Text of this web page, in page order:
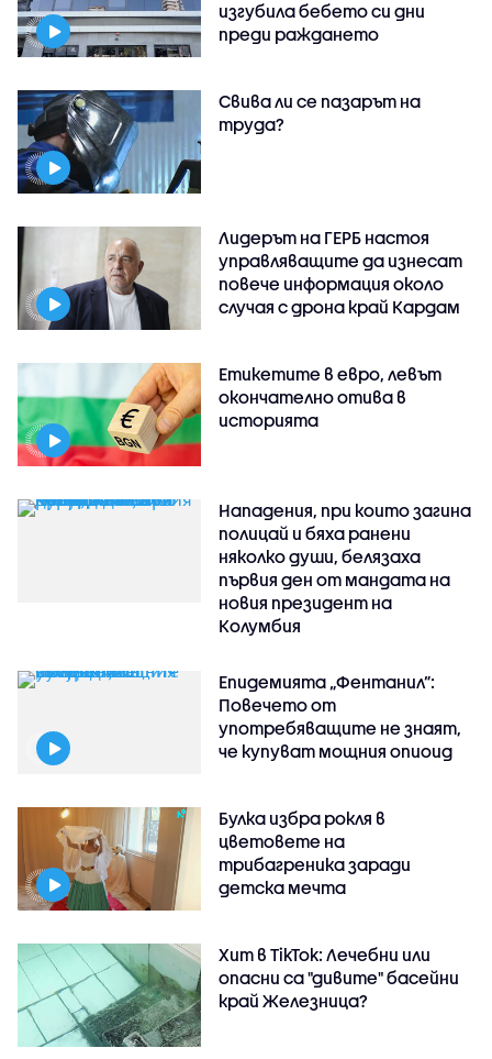
изгубила бебето си дни
преди раждането
Свива ли се пазарът на
труда?
Лидерът на ГЕРБ настоя
управляващите да изнесат
повече информация около
случая с дрона край Кардам
Етикетите в евро, левът
окончателно отива в
историята
Нападения, при които загина
полицай и бяха ранени
няколко души, белязаха
първия ден от мандата на
новия президент на
Колумбия
Епидемията „Фентанил”:
Повечето от
употребяващите не знаят,
че купуват мощния опиоид
Булка избра рокля в
цветовете на
трибагреника заради
детска мечта
Хит в TikTok: Лечебни или
опасни са "дивите" басейни
край Железница?